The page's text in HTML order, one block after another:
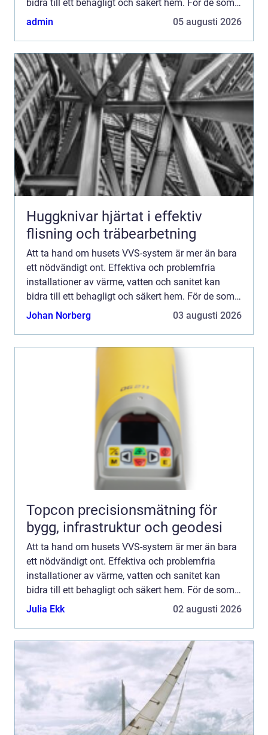
bidra till ett behagligt och säkert hem. För de som
bor i Jämtland k...
admin 05 augusti 2026
Huggknivar hjärtat i effektiv
flisning och träbearbetning
Att ta hand om husets VVS-system är mer än bara
ett nödvändigt ont. Effektiva och problemfria
installationer av värme, vatten och sanitet kan
bidra till ett behagligt och säkert hem. För de som
bor i Jämtland k...
Johan Norberg 03 augusti 2026
Topcon precisionsmätning för
bygg, infrastruktur och geodesi
Att ta hand om husets VVS-system är mer än bara
ett nödvändigt ont. Effektiva och problemfria
installationer av värme, vatten och sanitet kan
bidra till ett behagligt och säkert hem. För de som
bor i Jämtland k...
Julia Ekk 02 augusti 2026